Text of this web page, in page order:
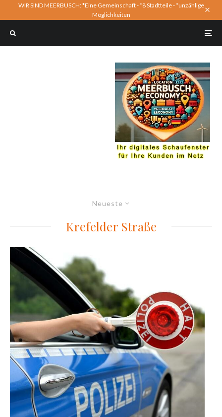
WIR SIND MEERBUSCH: *Eine Gemeinschaft - *8 Stadtteile - *unzählige
Möglichkeiten
Neueste
Krefelder Straße